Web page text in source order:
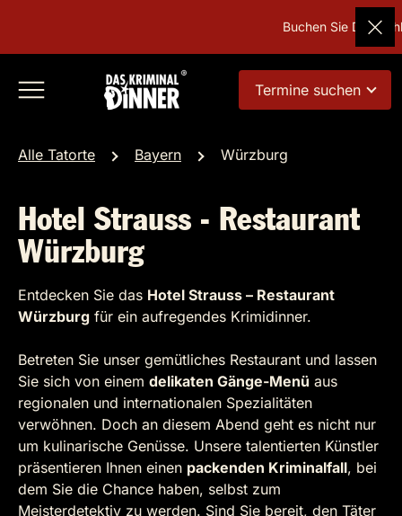
Buchen Sie
Termine suchen
Alle Tatorte Bayern Würzburg
Hotel Strauss - Restaurant
Würzburg
Entdecken Sie das Hotel Strauss – Restaurant
Würzburg für ein aufregendes Krimidinner.
Betreten Sie unser gemütliches Restaurant und lassen
Sie sich von einem delikaten Gänge-Menü aus
regionalen und internationalen Spezialitäten
verwöhnen. Doch an diesem Abend geht es nicht nur
um kulinarische Genüsse. Unsere talentierten Künstler
präsentieren Ihnen einen packenden Kriminalfall, bei
dem Sie die Chance haben, selbst zum
Meisterdetektiv zu werden. Sind Sie bereit, den Täter